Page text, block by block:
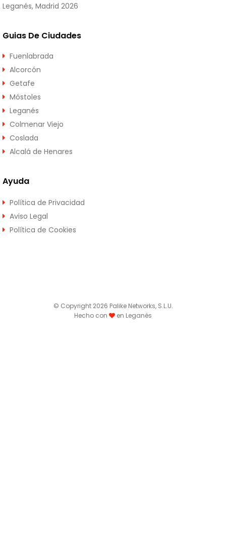
Leganés, Madrid 2026
Guias De Ciudades
Fuenlabrada
Alcorcón
Getafe
Móstoles
Leganés
Colmenar Viejo
Coslada
Alcalá de Henares
Ayuda
Política de Privacidad
Aviso Legal
Política de Cookies
© Copyright 2026 Palike Networks, S.L.U.
Hecho con
en Leganés